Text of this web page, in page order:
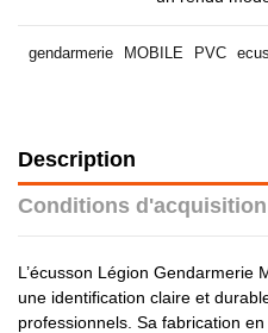
gendarmerie MOBILE PVC
Description
Conditions d'acquisition
L’écusson Légion Gendarmerie
une identification claire et
professionnels. Sa fabrication